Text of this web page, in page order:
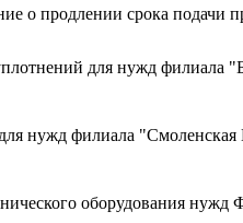
о продлении срока подачи
для нужд
нужд филиала
оборудования